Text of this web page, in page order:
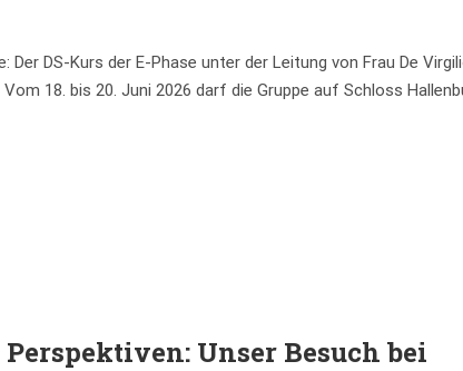
DS-Kurs der E-Phase unter der Leitung von Frau De
18. bis 20. Juni 2026 darf die Gruppe auf Schloss
Unser Besuch bei